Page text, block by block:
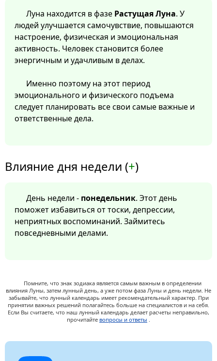
Луна находится в фазе Растущая Луна. У
людей улучшается самочувствие, повышаются
настроение, физическая и эмоциональная
активность. Человек становится более
энергичным и удачливым в делах.
Именно поэтому на этот период
эмоционального и физического подъема
следует планировать все свои самые важные и
ответственные дела.
Влияние дня недели (+)
День недели - понедельник. Этот день
поможет избавиться от тоски, депрессии,
неприятных воспоминаний. Займитесь
повседневными делами.
Помните, что знак зодиака является самым важным в определении
влияния Луны, затем лунный день, а уже потом фаза Луны и день недели. Не
забывайте, что лунный календарь имеет рекомендательный характер. При
принятии важных решений полагайтесь больше на специалистов и на себя.
Если Вы считаете, что наш лунный календарь делает расчеты неправильно,
прочитайте вопросы и ответы .